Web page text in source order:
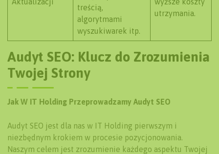
treścią,
algorytmami
wyszukiwarek itp.
utrzymania.
Audyt SEO: Klucz do Zrozumienia
Twojej Strony
Jak W IT Holding Przeprowadzamy Audyt SEO
Audyt SEO jest dla nas w IT Holding pierwszym i
niezbędnym krokiem w procesie pozycjonowania.
Naszym celem jest zrozumienie każdego aspektu Twojej